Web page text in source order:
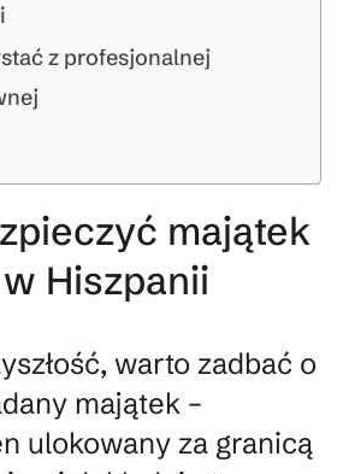
z profesjonalnej
majątek
Hiszpanii
warto zadbać o
majątek –
ulokowany za granicą